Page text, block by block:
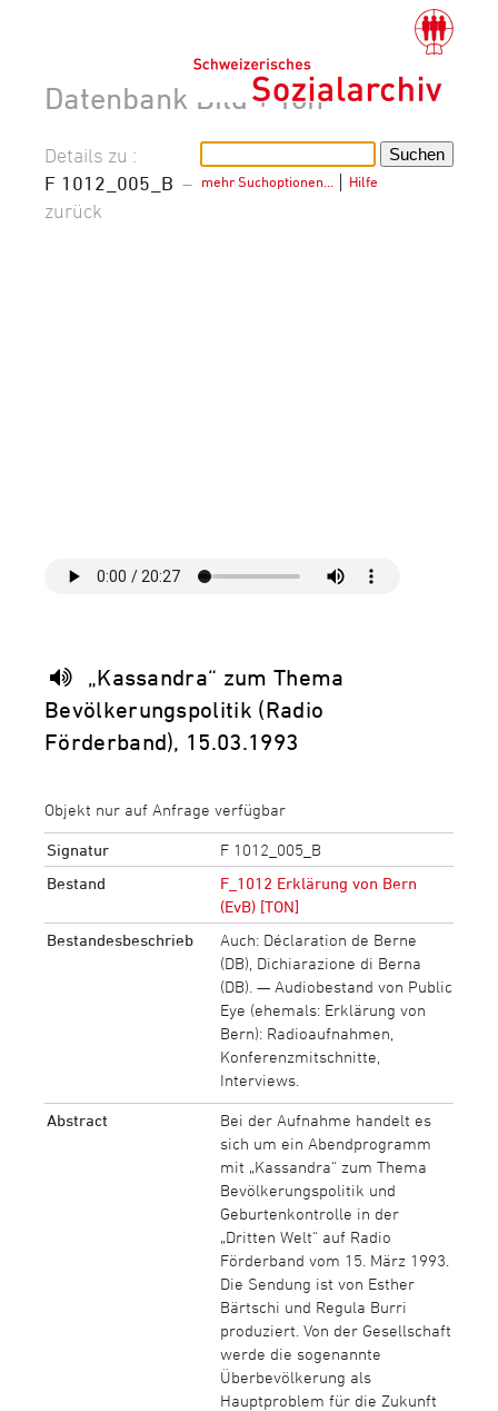
Datenbank Bild + Ton
mehr Suchoptionen… Hilfe
Details zu :
F 1012_005_B –
zurück
„Kassandra“ zum Thema
Bevölkerungspolitik (Radio
Förderband), 15.03.1993
Objekt nur auf Anfrage verfügbar
Signatur
F 1012_005_B
Bestand
F_1012 Erklärung von Bern
(EvB) [TON]
Bestandesbeschrieb
Auch: Déclaration de Berne
(DB), Dichiarazione di Berna
(DB). — Audiobestand von Public
Eye (ehemals: Erklärung von
Bern): Radioaufnahmen,
Konferenzmitschnitte,
Interviews.
Abstract
Bei der Aufnahme handelt es
sich um ein Abendprogramm
mit „Kassandra“ zum Thema
Bevölkerungspolitik und
Geburtenkontrolle in der
„Dritten Welt“ auf Radio
Förderband vom 15. März 1993.
Die Sendung ist von Esther
Bärtschi und Regula Burri
produziert. Von der Gesellschaft
werde die sogenannte
Überbevölkerung als
Hauptproblem für die Zukunft